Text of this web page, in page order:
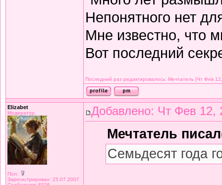
Непонятного нет
Мне известно, что
Вот последний
Последний раз редактировалось: Мечтатель (Чт Фев
Elizabet
Модератор
Пол:
Зарегистрирован: 25.07.2007
Добавлено: Чт Фев 12,
Мечтатель
Семьдесят года